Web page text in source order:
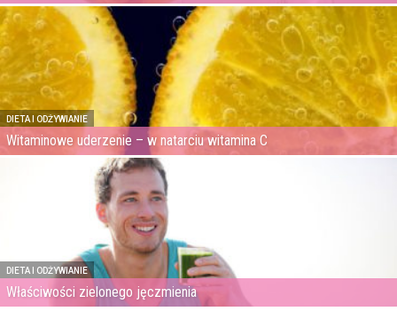
DIETA I ODŻYWIANIE
Witaminowe uderzenie – w natarciu witamina C
DIETA I ODŻYWIANIE
Właściwości zielonego jęczmienia